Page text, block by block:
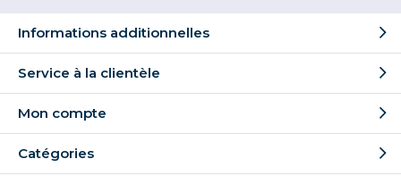
Informations additionnelles
Service à la clientèle
Mon compte
Catégories